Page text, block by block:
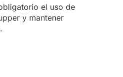
el uso de
y mantener